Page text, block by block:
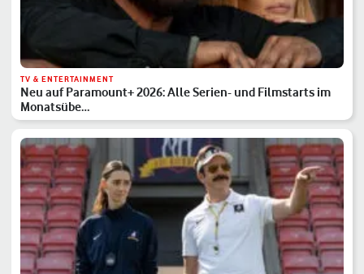
TV & ENTERTAINMENT
Neu auf Paramount+ 2026: Alle Serien- und Filmstarts im
Monatsübe…